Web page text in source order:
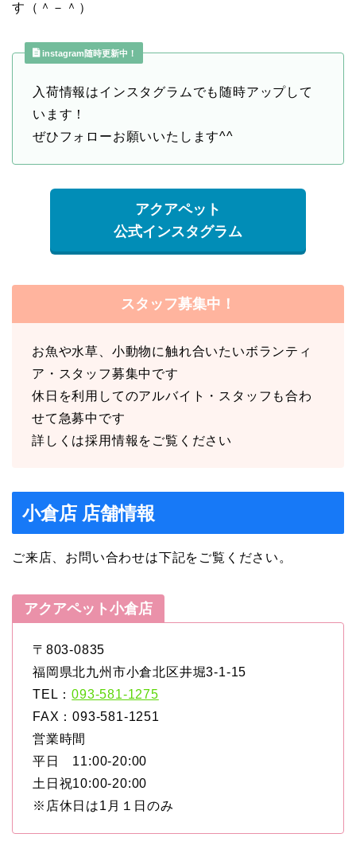
す（＾－＾）
instagram随時更新中！
入荷情報はインスタグラムでも随時アップして
います！
ぜひフォローお願いいたします^^
アクアペット
公式インスタグラム
スタッフ募集中！
お魚や水草、小動物に触れ合いたいボランティ
ア・スタッフ募集中です
休日を利用してのアルバイト・スタッフも合わ
せて急募中です
詳しくは採用情報をご覧ください
小倉店 店舗情報
ご来店、お問い合わせは下記をご覧ください。
アクアペット小倉店
〒803-0835
福岡県北九州市小倉北区井堀3-1-15
TEL：093-581-1275
FAX：093-581-1251
営業時間
平日 11:00-20:00
土日祝10:00-20:00
※店休日は1月１日のみ